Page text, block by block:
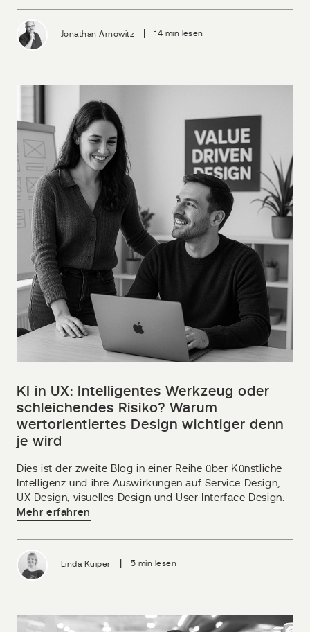
Jonathan Arnowitz 14 min lesen
KI in UX: Intelligentes Werkzeug oder
schleichendes Risiko? Warum
wertorientiertes Design wichtiger denn
je wird
Dies ist der zweite Blog in einer Reihe über Künstliche
Intelligenz und ihre Auswirkungen auf Service Design,
UX Design, visuelles Design und User Interface Design.
Mehr erfahren
Linda Kuiper 5 min lesen